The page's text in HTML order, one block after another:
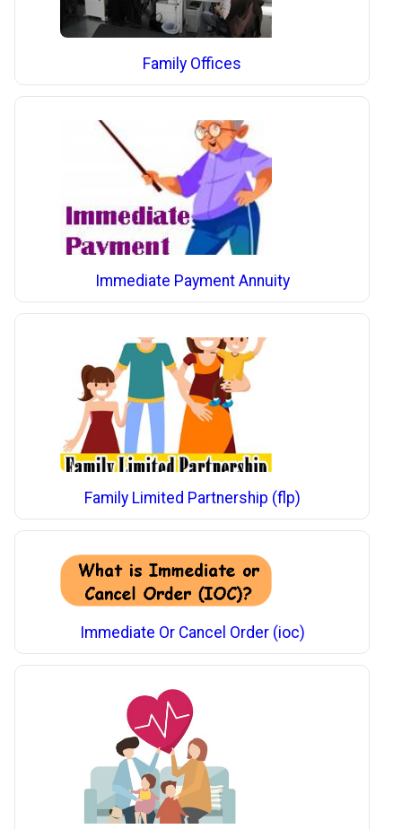
Family Offices
Immediate Payment Annuity
Family Limited Partnership (flp)
Immediate Or Cancel Order (ioc)